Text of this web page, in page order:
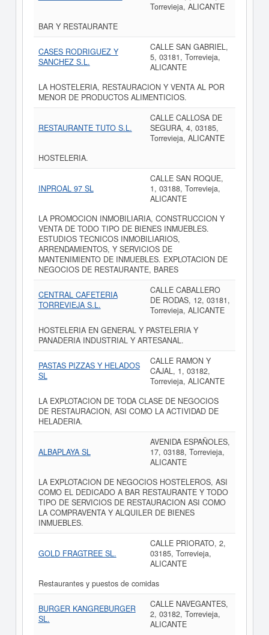
Torrevieja, ALICANTE
BAR Y RESTAURANTE
CASES RODRIGUEZ Y
SANCHEZ S.L.
CALLE SAN GABRIEL,
5, 03181, Torrevieja,
ALICANTE
LA HOSTELERIA, RESTAURACION Y VENTA AL POR
MENOR DE PRODUCTOS ALIMENTICIOS.
RESTAURANTE TUTO S.L.
CALLE CALLOSA DE
SEGURA, 4, 03185,
Torrevieja, ALICANTE
HOSTELERIA.
INPROAL 97 SL
CALLE SAN ROQUE,
1, 03188, Torrevieja,
ALICANTE
LA PROMOCION INMOBILIARIA, CONSTRUCCION Y
VENTA DE TODO TIPO DE BIENES INMUEBLES.
ESTUDIOS TECNICOS INMOBILIARIOS,
ARRENDAMIENTOS, Y SERVICIOS DE
MANTENIMIENTO DE INMUEBLES. EXPLOTACION DE
NEGOCIOS DE RESTAURANTE, BARES
CENTRAL CAFETERIA
TORREVIEJA S.L.
CALLE CABALLERO
DE RODAS, 12, 03181,
Torrevieja, ALICANTE
HOSTELERIA EN GENERAL Y PASTELERIA Y
PANADERIA INDUSTRIAL Y ARTESANAL.
PASTAS PIZZAS Y HELADOS
SL
CALLE RAMON Y
CAJAL, 1, 03182,
Torrevieja, ALICANTE
LA EXPLOTACION DE TODA CLASE DE NEGOCIOS
DE RESTAURACION, ASI COMO LA ACTIVIDAD DE
HELADERIA.
ALBAPLAYA SL
AVENIDA ESPAÑOLES,
17, 03188, Torrevieja,
ALICANTE
LA EXPLOTACION DE NEGOCIOS HOSTELEROS, ASI
COMO EL DEDICADO A BAR RESTAURANTE Y TODO
TIPO DE SERVICIOS DE RESTAURACION ASI COMO
LA COMPRAVENTA Y ALQUILER DE BIENES
INMUEBLES.
GOLD FRAGTREE SL.
CALLE PRIORATO, 2,
03185, Torrevieja,
ALICANTE
Restaurantes y puestos de comidas
BURGER KANGREBURGER
SL.
CALLE NAVEGANTES,
2, 03182, Torrevieja,
ALICANTE